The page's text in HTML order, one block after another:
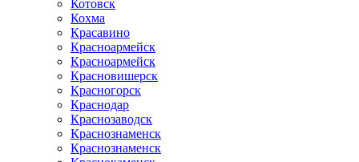
Котовск
Кохма
Красавино
Красноармейск
Красноармейск
Красновишерск
Красногорск
Краснодар
Краснозаводск
Краснознаменск
Краснознаменск